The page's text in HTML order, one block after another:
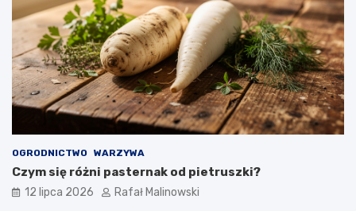
OGRODNICTWO WARZYWA
Czym się różni pasternak od pietruszki?
12 lipca 2026 Rafał Malinowski